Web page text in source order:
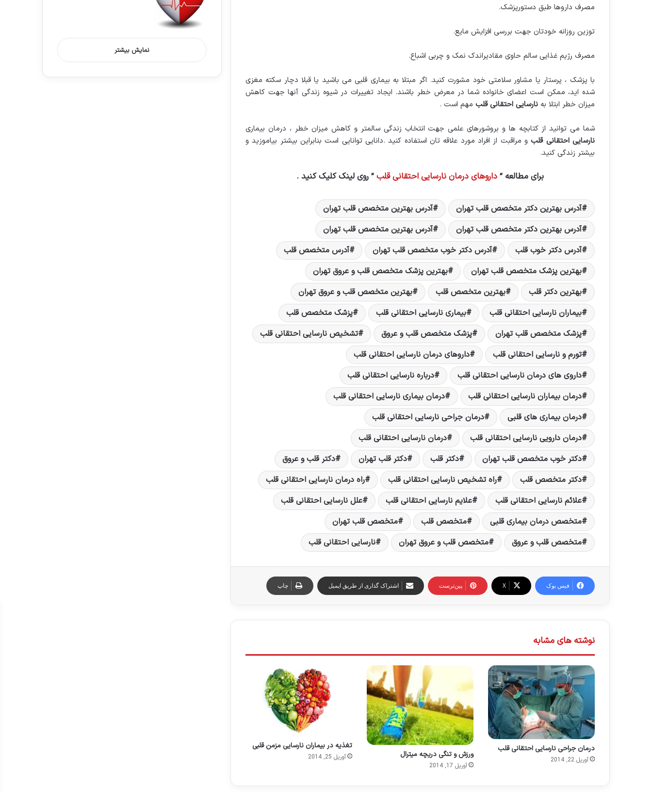
مصرف داروها طبق دستورپزشک.
توزین روزانه خودتان جهت بررسی افزایش مایع.
مصرف رژیم غذایی سالم حاوی مقادیراندک نمک و چربی اشباع.
با پزشک ، پرستار یا مشاور سلامتی خود مشورت کنید. اگر مبتلا به بیماری قلبی می باشید یا قبلا دچار سکته مغزی
شده اید، ممکن است اعضای خانواده شما در معرض خطر باشند. ایجاد تغییرات در شیوه زندگی آنها جهت کاهش
میزان خطر ابتلا به نارسایی احتقانی قلب مهم است .
شما می توانید از کتابچه ها و بروشورهای علمی جهت انتخاب زندگی سالمتر و کاهش میزان خطر ، درمان بیماری
نارسایی احتقانی قلب و مراقبت از افراد مورد علاقه تان استفاده کنید .دانایی توانایی است بنابراین بیشتر بیاموزید و
بیشتر زندگی کنید.
برای مطالعه ”داروهای درمان نارسایی‌ احتقانی‌ قلب‌ ” روی لینک کلیک کنید .
آدرس بهترين دکتر متخصص قلب تهران
آدرس بهترين متخصص قلب تهران
آدرس بهترین دکتر متخصص قلب تهران
آدرس بهترین متخصص قلب تهران
آدرس دکتر خوب قلب
آدرس دکتر خوب متخصص قلب تهران
آدرس متخصص قلب
بهترين پزشک متخصص قلب تهران
بهترين پزشک متخصص قلب و عروق تهران
بهترین دکتر قلب
بهترین متخصص قلب
بهترین متخصص قلب و عروق تهران
بیماران نارسایی احتقانی قلب
بیماری نارسایی احتقانی قلب
پزشک متخصص قلب
پزشک متخصص قلب تهران
پزشک متخصص قلب و عروق
تشخیص نارسایی احتقانی قلب
تورم و نارسایی احتقانی قلب
داروهای درمان نارسایی‌ احتقانی‌ قلب‌
داروی های درمان نارسایی احتقانی قلب
درباره نارسایی احتقانی قلب
درمان بیماران نارسایی احتقانی قلب
درمان بیماری نارسایی احتقانی قلب
درمان بیماری های قلبی
درمان جراحی نارسایی احتقانی قلب
درمان دارویی نارسایی احتقانی قلب
درمان نارسایی احتقانی قلب
دکتر خوب متخصص قلب تهران
دکتر قلب دکتر قلب تهران
دکتر قلب و عروق
دکتر متخصص قلب
راه تشخیص نارسایی احتقانی قلب
راه درمان نارسایی احتقانی قلب
علائم نارسایی احتقانی قلب
علایم نارسایی احتقانی قلب
علل نارسایی احتقانی قلب
متخصص درمان بیماری قلبی
متخصص قلب
متخصص قلب تهران
متخصص قلب و عروق
متخصص قلب و عروق تهران نارسایی احتقانی قلب
فیس بوک X ‫پین‌ترست اشتراک گذاری از طریق ایمیل چاپ
نوشته های مشابه
درمان جراحی ﻧﺎﺭﺳﺎﻳﻰ ﺍﺣﺘﻘﺎﻧﻰ ﻗﻠﺐ
آوریل 22, 2014
ورزش و تنگی دریچه میترال
آوریل 17, 2014
تغذیه در بیماران نارسایی مزمن قلبی
آوریل 25, 2014
نمایش بیشتر